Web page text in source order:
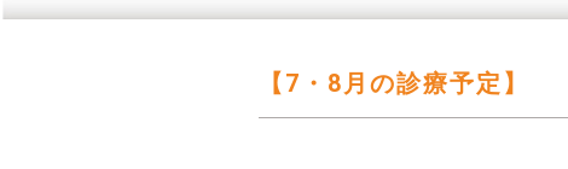
【7・8月の診療予定】